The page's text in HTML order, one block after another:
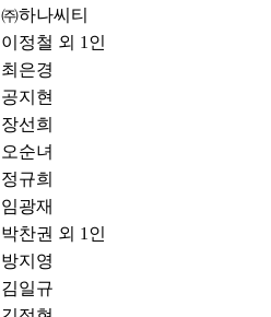
㈜하나씨티
이정철 외 1인
최은경
공지현
장선희
오순녀
정규희
임광재
박찬권 외 1인
방지영
김일규